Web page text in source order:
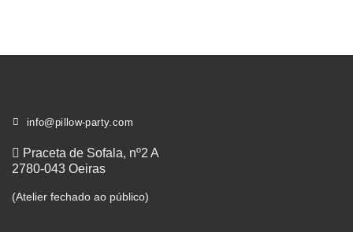
info@pillow-party.com
Praceta de Sofala, nº2 A
2780-043 Oeiras
(Atelier fechado ao público)